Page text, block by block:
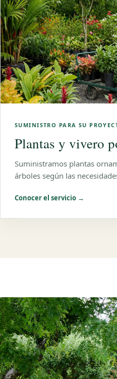
SUMINISTRO PARA SU
Plantas y vivero
Suministramos plantas
árboles según las
Conocer el servicio →